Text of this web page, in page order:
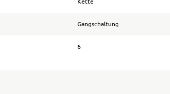
Gangschaltung
6